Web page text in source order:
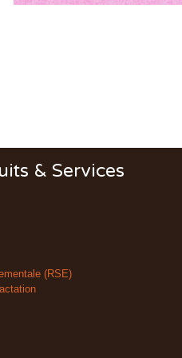
& Services
(RSE)